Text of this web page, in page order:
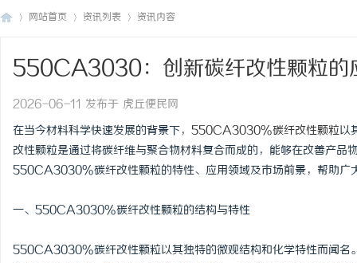
网站首页 资讯列表 资讯内容
550CA3030：创新碳纤改性颗粒的
2026-06-11 发布于 虎丘便民网
在当今材料科学快速发展的背景下， 550CA3030%碳纤改性颗粒以
改性颗粒是通过将碳纤维与聚合物材料复合而成的，能够在改善产品
550CA3030%碳纤改性颗粒的特性、应用领域及市场前景，帮助广
一、550CA3030%碳纤改性颗粒的结构与特性
550CA3030%碳纤改性颗粒以其独特的微观结构和化学特性而闻名